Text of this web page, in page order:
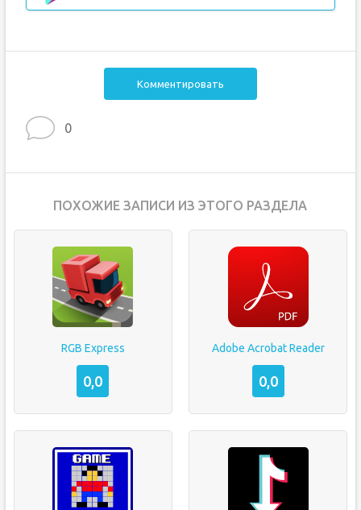
Комментировать
0
ПОХОЖИЕ ЗАПИСИ ИЗ ЭТОГО РАЗДЕЛА
RGB Express
0,0
Adobe Acrobat Reader
0,0